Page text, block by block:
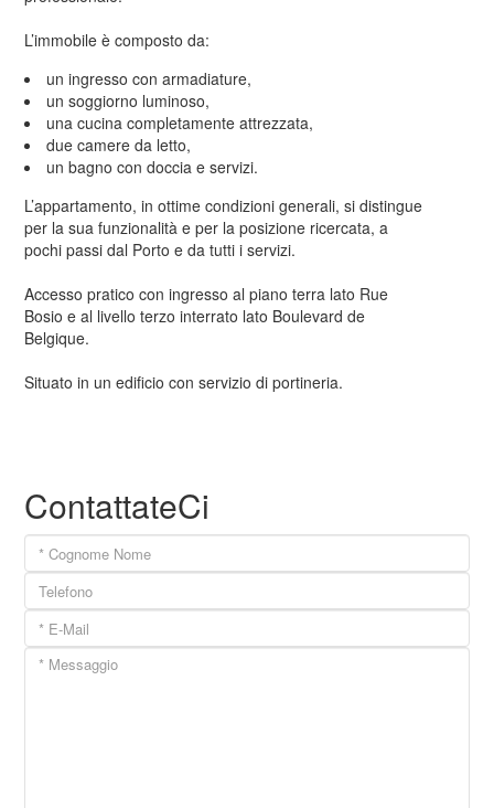
L’immobile è composto da:
un ingresso con armadiature,
un soggiorno luminoso,
una cucina completamente attrezzata,
due camere da letto,
un bagno con doccia e servizi.
L’appartamento, in ottime condizioni generali, si distingue
per la sua funzionalità e per la posizione ricercata, a
pochi passi dal Porto e da tutti i servizi.
Accesso pratico con ingresso al piano terra lato Rue
Bosio e al livello terzo interrato lato Boulevard de
Belgique.
Situato in un edificio con servizio di portineria.
ContattateCi